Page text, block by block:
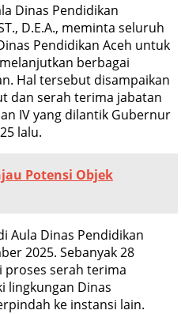
Dinas Pendidikan
D.E.A., meminta seluruh
Pendidikan Aceh untuk
berbagai
Hal tersebut disampaikan
dan serah terima jabatan
IV yang dilantik Gubernur
lalu.
Potensi Objek
Aula Dinas Pendidikan
2025. Sebanyak 28
serah terima
lingkungan Dinas
ke instansi lain.